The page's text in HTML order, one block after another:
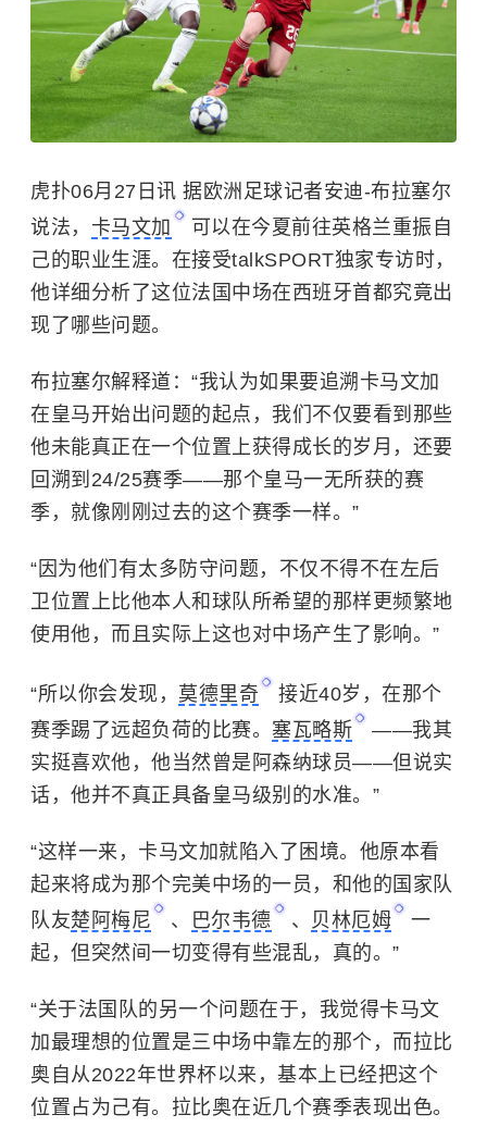
虎扑06月27日讯 据欧洲足球记者安迪-布拉塞尔
说法， 卡马文加
可以在今夏前往英格兰重振自
己的职业生涯。在接受talkSPORT独家专访时，
他详细分析了这位法国中场在西班牙首都究竟出
现了哪些问题。
布拉塞尔解释道：“我认为如果要追溯卡马文加
在皇马开始出问题的起点，我们不仅要看到那些
他未能真正在一个位置上获得成长的岁月，还要
回溯到24/25赛季——那个皇马一无所获的赛
季，就像刚刚过去的这个赛季一样。”
“因为他们有太多防守问题，不仅不得不在左后
卫位置上比他本人和球队所希望的那样更频繁地
使用他，而且实际上这也对中场产生了影响。”
“所以你会发现， 莫德里奇
接近40岁，在那个
赛季踢了远超负荷的比赛。 塞瓦略斯
——我其
实挺喜欢他，他当然曾是阿森纳球员——但说实
话，他并不真正具备皇马级别的水准。”
“这样一来，卡马文加就陷入了困境。他原本看
起来将成为那个完美中场的一员，和他的国家队
队友楚阿梅尼 、 巴尔韦德 、 贝林厄姆
一
起，但突然间一切变得有些混乱，真的。”
“关于法国队的另一个问题在于，我觉得卡马文
加最理想的位置是三中场中靠左的那个，而拉比
奥自从2022年世界杯以来，基本上已经把这个
位置占为己有。拉比奥在近几个赛季表现出色。